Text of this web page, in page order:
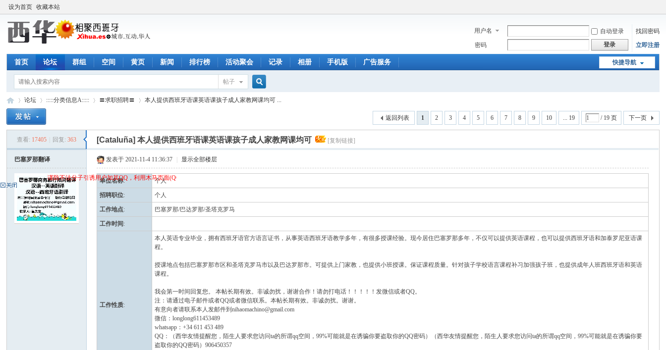
设为首页 收藏本站
用户名 自动登录
找回密码
密码
登录 立即注册
快捷导航
首页 论坛 群组 空间 黄页 新闻 排行榜 活动聚会 记录 相册 手机版 广告服务
帖子
搜
索
»
论坛
›
:::::分类信息A::::: 〓求职招聘〓
›
本人提供西班牙语课英语课孩子成人家教网课均可 ...
1 2 3 4 5 6 7 8 9 10 ... 19 / 19 页 下一页
返回列表
查看: 17405 回复: 363 [Cataluña]本人提供西班牙语课英语课孩子成人家教网课均可 [复制链接]
巴塞罗那翻译 发表于 2021-11-4 11:36:37 显示全部楼层
单位名称: 个人
招聘职位: 个人
工作地点: 巴塞罗那/巴达罗那/圣塔克罗马
工作时间 :
工作性质:
本人英语专业毕业，拥有西班牙语官方语言证书，从事英语西班牙语教学多年，有很多授课经验。现今居住巴塞罗那多年，不仅可以提供英语课程，也可以提供西班牙语和加泰罗尼亚语课
程。
授课地点包括巴塞罗那市区和圣塔克罗马市以及巴达罗那市。可提供上门家教，也提供小班授课。保证课程质量。针对孩子学校语言课程补习加强孩子班，也提供成年人班西班牙语和英语
课程。
我会第一时间回复您。 本帖长期有效。非诚勿扰，谢谢合作！请勿打电话！！！！！发微信或者QQ。
注：请通过电子邮件或者QQ或者微信联系。本帖长期有效。非诚勿扰。谢谢。
有意向者请联系本人发邮件到nihaomachino@gmail.com
微信：longlong611453489
whatsapp：+34 611 453 489
QQ：（西华友情提醒您，陌生人要求您访问ta的所谓qq空间，99%可能就是在诱骗你要盗取你的QQ密码）（西华友情提醒您，陌生人要求您访问ta的所谓qq空间，99%可能就是在诱骗你要
盗取你的QQ密码）906450357
谨防不法分子引诱用户加其QQ，利用木马页面(QQ空间)骗取qq密码